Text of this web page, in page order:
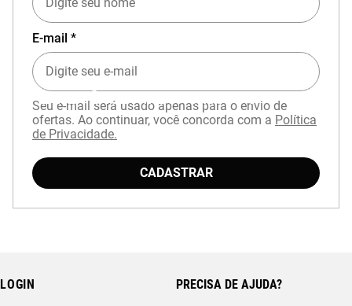
EXPERIÊNCIA MIZUNO NO APP
E-mail *
Seu e-mail será usado apenas para o envio de
ofertas. Ao continuar, você concorda com a Política
de Privacidade.
CADASTRAR
LOGIN
PRECISA DE AJUDA?